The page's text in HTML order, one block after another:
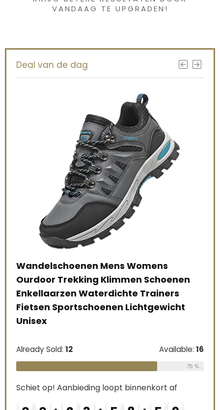
VANDAAG TE UPGRADEN!
Deal van de dag
Wandelschoenen Mens Womens
Ourdoor Trekking Klimmen Schoenen
Enkellaarzen Waterdichte Trainers
Fietsen Sportschoenen Lichtgewicht
Unisex
Already Sold: 12 Available: 16
75 %
Schiet op! Aanbieding loopt binnenkort af